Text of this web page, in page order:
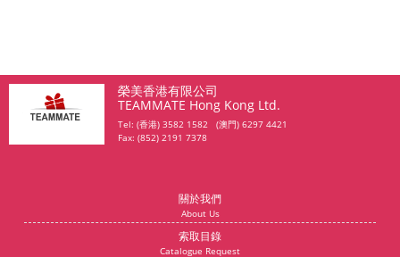
榮美香港有限公司
TEAMMATE Hong Kong Ltd.
Tel: (香港) 3582 1582 (澳門) 6297 4421
Fax: (852) 2191 7378
關於我們
About Us
索取目錄
Catalogue Request